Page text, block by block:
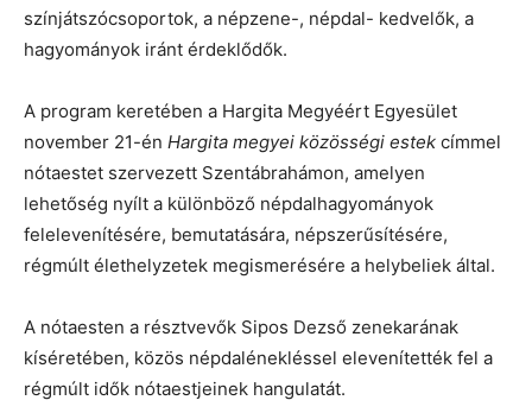
színjátszócsoportok, a népzene-, népdal- kedvelők, a
hagyományok iránt érdeklődők.
A program keretében a Hargita Megyéért Egyesület
november 21-én Hargita megyei közösségi estek címmel
nótaestet szervezett Szentábrahámon, amelyen
lehetőség nyílt a különböző népdalhagyományok
felelevenítésére, bemutatására, népszerűsítésére,
régmúlt élethelyzetek megismerésére a helybeliek által.
A nótaesten a résztvevők Sipos Dezső zenekarának
kíséretében, közös népdalénekléssel elevenítették fel a
régmúlt idők nótaestjeinek hangulatát.